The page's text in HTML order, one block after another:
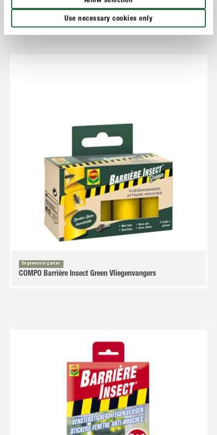
Use necessary cookies only
Ongewenste gasten
COMPO Barrière Insect Green Vliegenvangers